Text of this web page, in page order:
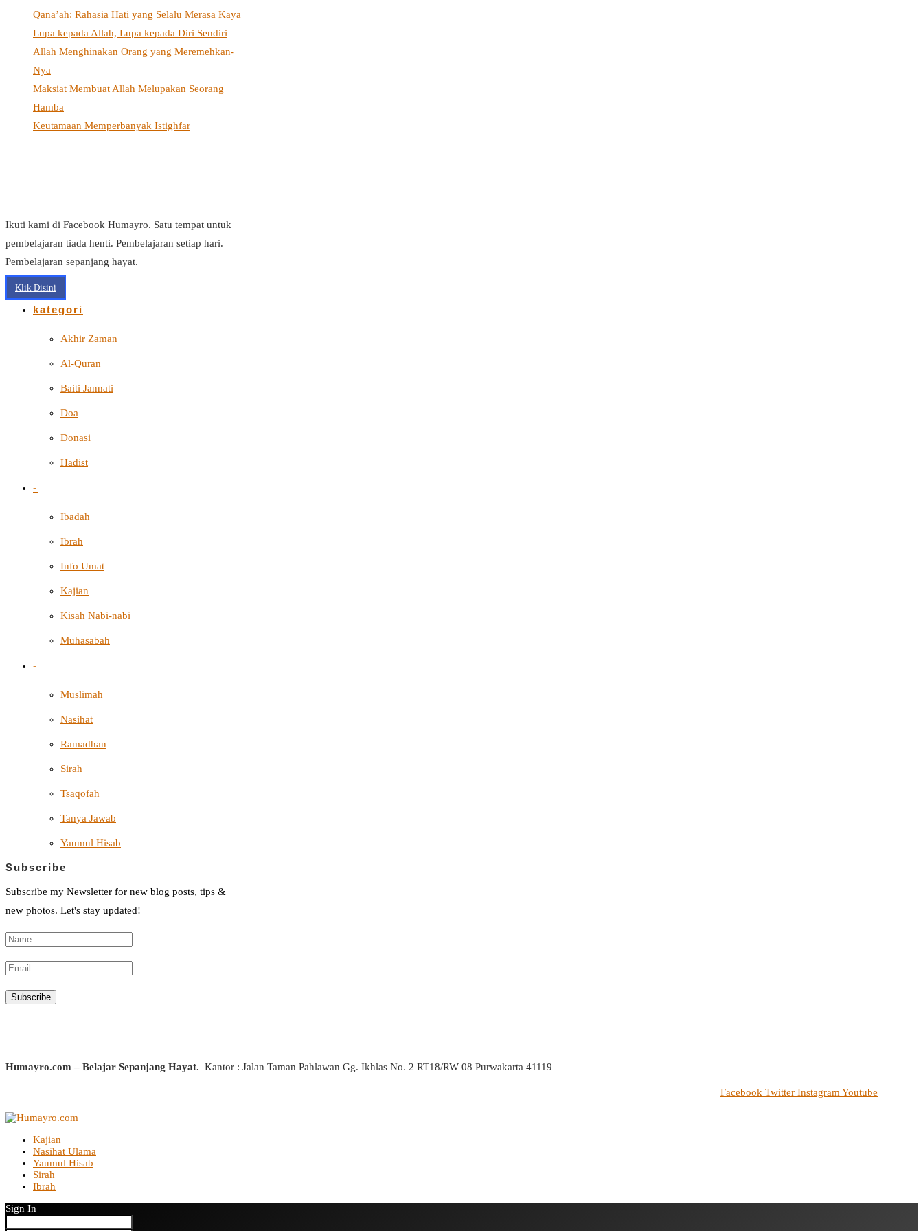
Qana’ah: Rahasia Hati yang Selalu Merasa Kaya
Lupa kepada Allah, Lupa kepada Diri Sendiri
Allah Menghinakan Orang yang Meremehkan-
Nya
Maksiat Membuat Allah Melupakan Seorang
Hamba
Keutamaan Memperbanyak Istighfar
Ikuti kami di Facebook Humayro. Satu tempat untuk
pembelajaran tiada henti. Pembelajaran setiap hari.
Pembelajaran sepanjang hayat.
Klik Disini
kategori
Akhir Zaman
Al-Quran
Baiti Jannati
Doa
Donasi
Hadist
-
Ibadah
Ibrah
Info Umat
Kajian
Kisah Nabi-nabi
Muhasabah
-
Muslimah
Nasihat
Ramadhan
Sirah
Tsaqofah
Tanya Jawab
Yaumul Hisab
Subscribe
Subscribe my Newsletter for new blog posts, tips &
new photos. Let's stay updated!
Humayro.com – Belajar Sepanjang Hayat. Kantor : Jalan Taman Pahlawan Gg. Ikhlas No. 2 RT18/RW 08 Purwakarta 41119
Facebook Twitter InstagramYoutube
Kajian
Nasihat Ulama
Yaumul Hisab
Sirah
Ibrah
Sign In